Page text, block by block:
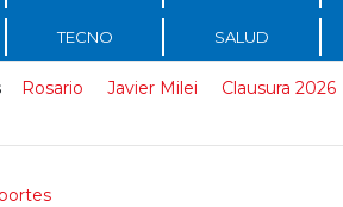
TECNO SALUD
Rosario Javier Milei Clausura 2026